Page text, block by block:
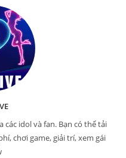
idol và fan. Bạn có thể tải
chơi game, giải trí, xem gái